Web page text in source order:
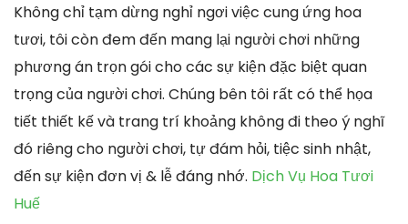
Không chỉ tạm dừng nghỉ ngơi việc cung ứng hoa
tươi, tôi còn đem đến mang lại người chơi những
phương án trọn gói cho các sự kiện đặc biệt quan
trọng của người chơi. Chúng bên tôi rất có thể họa
tiết thiết kế và trang trí khoảng không đi theo ý nghĩ
đó riêng cho người chơi, tự đám hỏi, tiệc sinh nhật,
đến sự kiện đơn vị & lễ đáng nhớ. Dịch Vụ Hoa Tươi
Huế